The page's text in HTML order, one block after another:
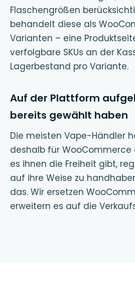
Flaschengrößen
behandelt diese als
Varianten – eine
verfolgbare SKUs an der
Lagerbestand pro Variante.
Auf der Plattform
bereits gewählt haben
Die meisten Vape-Händler
deshalb für WooCommerce
es ihnen die Freiheit gibt,
auf ihre Weise zu
das. Wir ersetzen
erweitern es auf die